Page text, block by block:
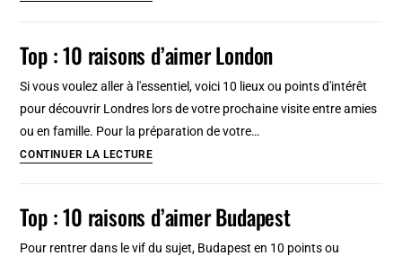
:
Superbes
bibliothèques
et
vue
Top : 10 raisons d’aimer London
Si vous voulez aller à l'essentiel, voici 10 lieux ou points d'intérêt
pour découvrir Londres lors de votre prochaine visite entre amies
ou en famille. Pour la préparation de votre…
CONTINUER LA LECTURETop
raisons
d’aimer
Top : 10 raisons d’aimer Budapest
Pour rentrer dans le vif du sujet, Budapest en 10 points ou